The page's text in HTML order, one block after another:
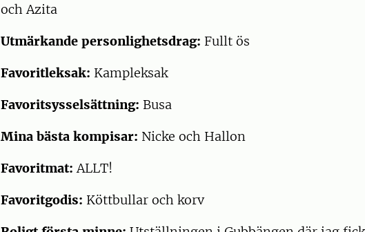
och Azita
Utmärkande personlighetsdrag: Fullt ös
Favoritleksak: Kampleksak
Favoritsysselsättning: Busa
Mina bästa kompisar: Nicke och Hallon
Favoritmat:ALLT!
Favoritgodis: Köttbullar och korv